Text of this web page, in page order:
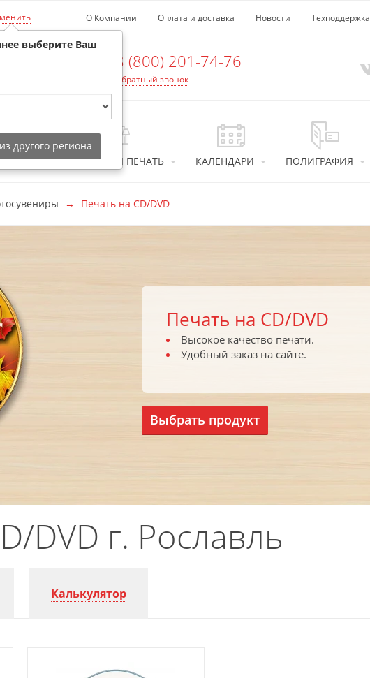
О Компании Оплата и доставка Новости Техподдержка
8 (800) 201-74-76
Обратный звонок
ИНТЕРЬЕРНАЯ ПЕЧАТЬ КАЛЕНДАРИ ПОЛИГРАФИЯ
Печать на CD/DVD
Печать на CD/DVD
Высокое качество печати.
Удобный заказ на сайте.
Выбрать продукт
DVD г. Рославль
Калькулятор
выберите Ваш
другого региона